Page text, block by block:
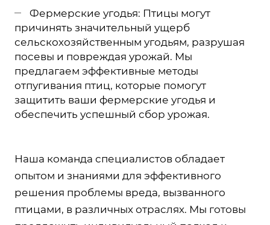
Фермерские угодья: Птицы могут
причинять значительный ущерб
сельскохозяйственным угодьям, разрушая
посевы и повреждая урожай. Мы
предлагаем эффективные методы
отпугивания птиц, которые помогут
защитить ваши фермерские угодья и
обеспечить успешный сбор урожая.
Наша команда специалистов обладает
опытом и знаниями для эффективного
решения проблемы вреда, вызванного
птицами, в различных отраслях. Мы готовы